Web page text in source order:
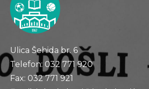
Ulica Šehida br. 6
Telefon: 032 771 920
Fax: 032 771 921